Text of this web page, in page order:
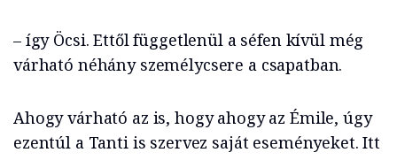
– így Öcsi. Ettől függetlenül a séfen kívül még
várható néhány személycsere a csapatban.
Ahogy várható az is, hogy ahogy az Émile, úgy
ezentúl a Tanti is szervez saját eseményeket. Itt